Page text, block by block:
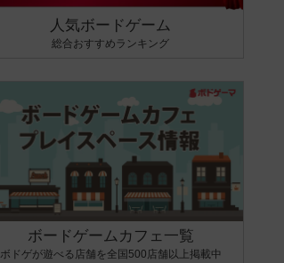
人気ボードゲーム
総合おすすめランキング
ボードゲームカフェ一覧
ボドゲが遊べる店舗を全国500店舗以上掲載中